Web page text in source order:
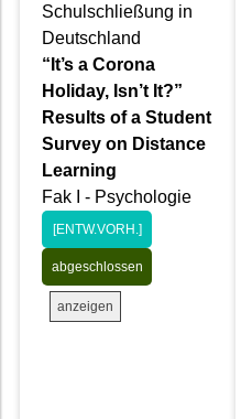
Schulschließung in
Deutschland
“It’s a Corona
Holiday, Isn’t It?”
Results of a Student
Survey on Distance
Learning
Fak I - Psychologie
[ENTW.VORH.]
abgeschlossen
anzeigen